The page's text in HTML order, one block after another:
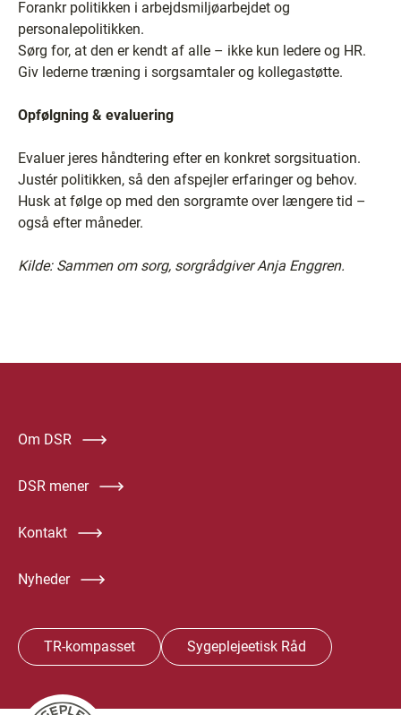
Forankr politikken i arbejdsmiljøarbejdet og
personalepolitikken.
Sørg for, at den er kendt af alle – ikke kun ledere og HR.
Giv lederne træning i sorgsamtaler og kollegastøtte.
Opfølgning & evaluering
Evaluer jeres håndtering efter en konkret sorgsituation.
Justér politikken, så den afspejler erfaringer og behov.
Husk at følge op med den sorgramte over længere tid –
også efter måneder.
Kilde: Sammen om sorg, sorgrådgiver Anja Enggren.
Om DSR
DSR mener
Kontakt
Nyheder
TR-kompasset Sygeplejeetisk Råd